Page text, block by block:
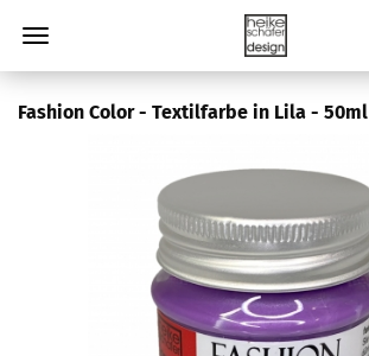
Fashion Color - Textilfarbe in Lila - 50ml